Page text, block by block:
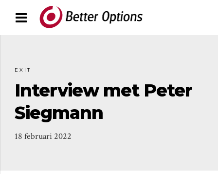
EXIT
Interview met Peter
Siegmann
18 februari 2022